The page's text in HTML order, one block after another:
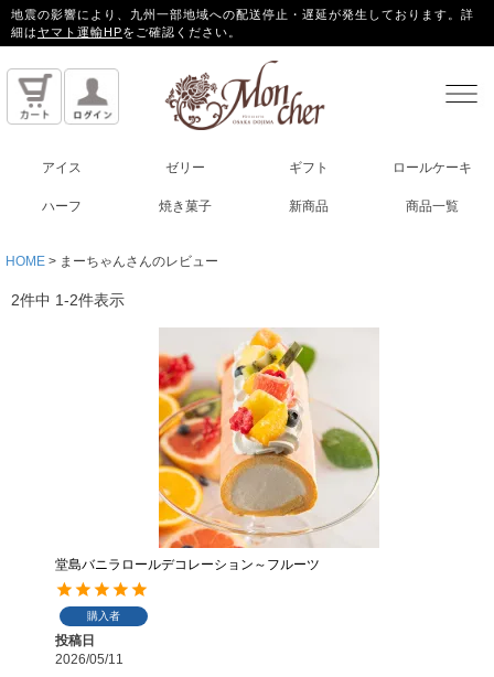
地震の影響により、九州一部地域への配送停止・遅延が発生しております。詳
細はヤマト運輸HPをご確認ください。
アイス ゼリー ギフト ロールケーキ
ハーフ 焼き菓子 新商品 商品一覧
HOME まーちゃんさんのレビュー
2件中 1-2件表示
堂島バニラロールデコレーション～フルーツ
購入者
投稿日
2026/05/11